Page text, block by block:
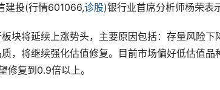
建投(行情601066,诊股)银行业首席分析师杨荣表
将延续上涨势头，主要原因包括：存量风险下
，将继续强化估值修复。目前市场偏好低估值
修复到0.9倍以上。